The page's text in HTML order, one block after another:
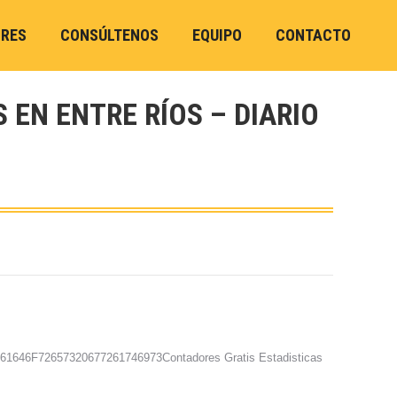
CONSÚLTENOS EQUIPO CONTACTO
EN ENTRE RÍOS – DIARIO
Gratis Estadisticas